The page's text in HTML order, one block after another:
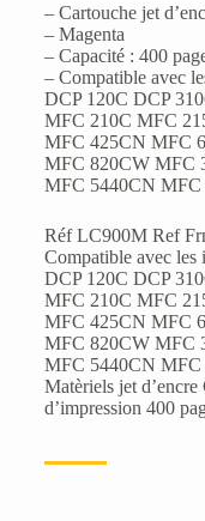
– Cartouche jet
– Magenta
– Capacité : 400
– Compatible avec
DCP 120C DCP
MFC 210C MFC
MFC 425CN MFC
MFC 820CW MFC
MFC 5440CN MFC
Réf LC900M Ref
Compatible avec les
DCP 120C DCP
MFC 210C MFC
MFC 425CN MFC
MFC 820CW MFC
MFC 5440CN MFC
Matèriels jet
d’impression 400